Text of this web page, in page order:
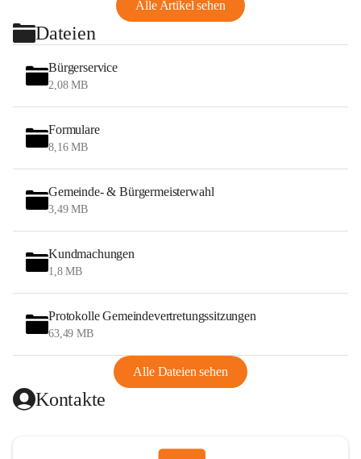
Alle Artikel sehen
Dateien
Bürgerservice
2,08 MB
Formulare
8,16 MB
Gemeinde- & Bürgermeisterwahl
3,49 MB
Kundmachungen
1,8 MB
Protokolle Gemeindevertretungssitzungen
63,49 MB
Alle Dateien sehen
Kontakte